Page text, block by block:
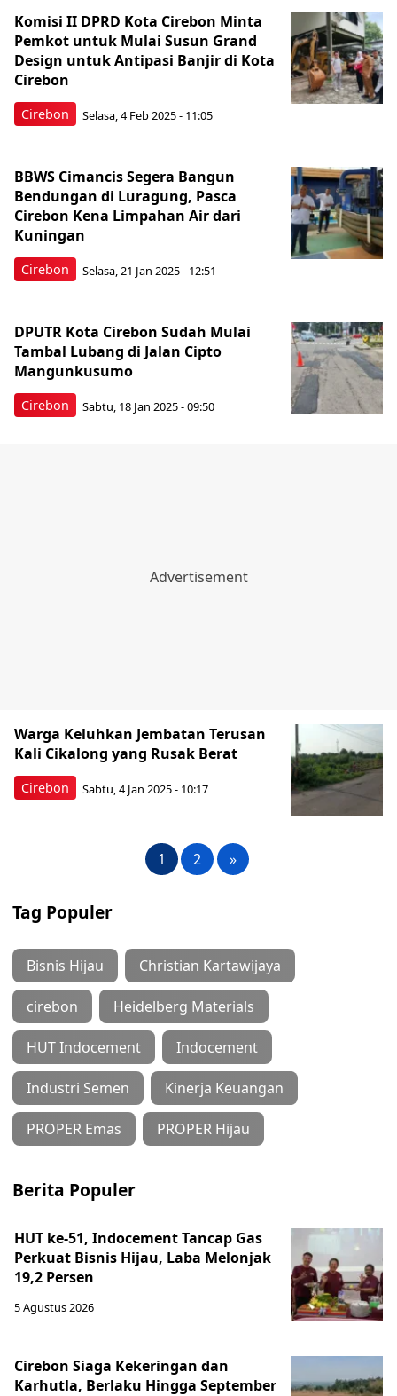
Cirebon
Komisi II DPRD Kota Cirebon Minta
Pemkot untuk Mulai Susun Grand
Design untuk Antipasi Banjir di Kota
Cirebon
Selasa, 4 Feb 2025 - 11:05
Cirebon
BBWS Cimancis Segera Bangun
Bendungan di Luragung, Pasca
Cirebon Kena Limpahan Air dari
Kuningan
Selasa, 21 Jan 2025 - 12:51
Cirebon
DPUTR Kota Cirebon Sudah Mulai
Tambal Lubang di Jalan Cipto
Mangunkusumo
Sabtu, 18 Jan 2025 - 09:50
Cirebon
Warga Keluhkan Jembatan Terusan
Kali Cikalong yang Rusak Berat
Sabtu, 4 Jan 2025 - 10:17
1 2 »
Tag Populer
Bisnis Hijau Christian Kartawijaya
cirebon Heidelberg Materials
HUT Indocement Indocement
Industri Semen Kinerja Keuangan
PROPER Emas PROPER Hijau
Berita Populer
HUT ke-51, Indocement Tancap Gas
Perkuat Bisnis Hijau, Laba Melonjak
19,2 Persen
5 Agustus 2026
Cirebon Siaga Kekeringan dan
Karhutla, Berlaku Hingga September